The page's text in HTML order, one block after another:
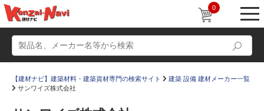
0
【建材ナビ】建築材料・建築資材専門の検索サイト
建築 設備 建材メーカー一覧
サンワイズ株式会社